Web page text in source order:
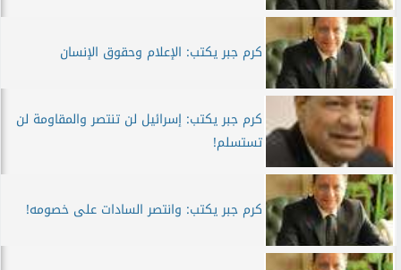
كرم جبر يكتب: الإعلام وحقوق الإنسان
كرم جبر يكتب: إسرائيل لن تنتصر والمقاومة لن
تستسلم!
كرم جبر يكتب: وانتصر السادات على خصومه!